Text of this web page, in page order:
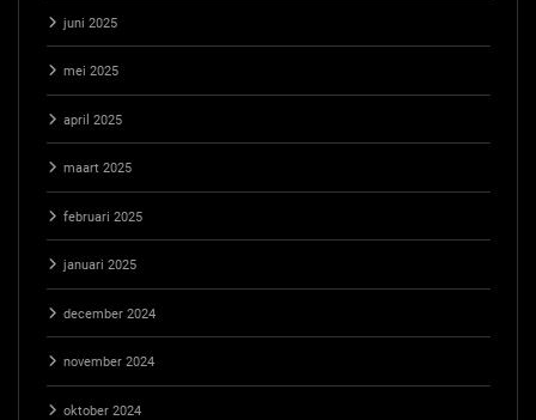
juni 2025
mei 2025
april 2025
maart 2025
februari 2025
januari 2025
december 2024
november 2024
oktober 2024